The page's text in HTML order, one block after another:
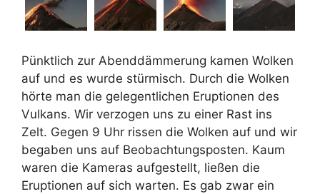
Pünktlich zur Abenddämmerung kamen Wolken
auf und es wurde stürmisch. Durch die Wolken
hörte man die gelegentlichen Eruptionen des
Vulkans. Wir verzogen uns zu einer Rast ins
Zelt. Gegen 9 Uhr rissen die Wolken auf und wir
begaben uns auf Beobachtungsposten. Kaum
waren die Kameras aufgestellt, ließen die
Eruptionen auf sich warten. Es gab zwar ein